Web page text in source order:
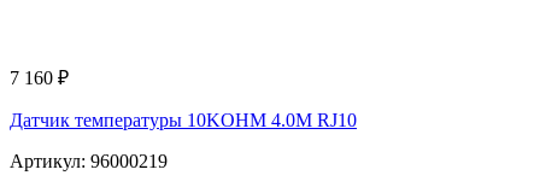
7 160 ₽
Датчик температуры 10KOHM 4.0M RJ10
Артикул: 96000219